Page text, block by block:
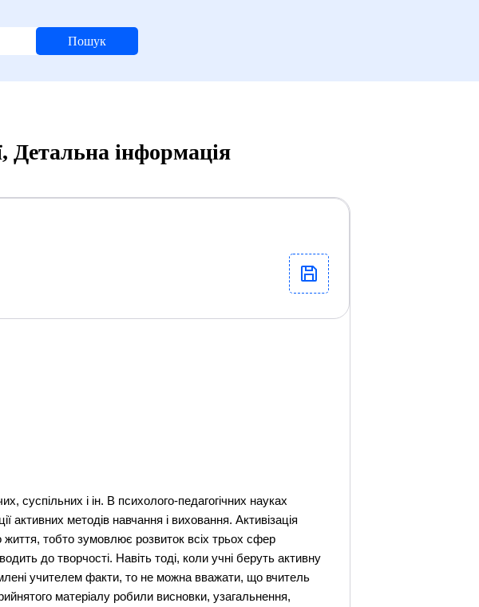
Пошук
Детальна інформація
суспільних і ін. В психолого-педагогічних науках
активних методів навчання і виховання. Активізація
тобто зумовлює розвиток всіх трьох сфер
до творчості. Навіть тоді, коли учні беруть активну
учителем факти, то не можна вважати, що вчитель
матеріалу робили висновки, узагальнення,